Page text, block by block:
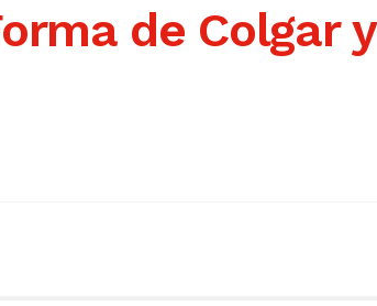
de Colgar y